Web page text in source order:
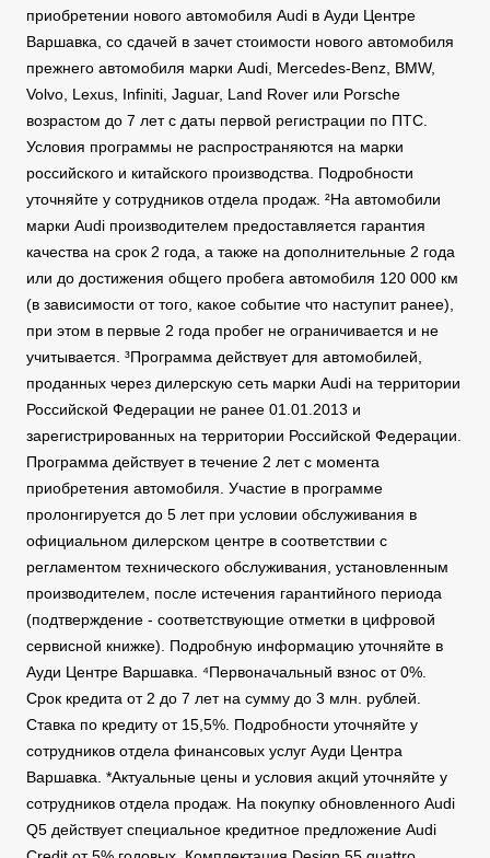
приобретении нового автомобиля Audi в Ауди Центре
Варшавка, со сдачей в зачет стоимости нового автомобиля
прежнего автомобиля марки Audi, Mercedes-Benz, BMW,
Volvo, Lexus, Infiniti, Jaguar, Land Rover или Porsche
возрастом до 7 лет с даты первой регистрации по ПТС.
Условия программы не распространяются на марки
российского и китайского производства. Подробности
уточняйте у сотрудников отдела продаж. ²На автомобили
марки Audi производителем предоставляется гарантия
качества на срок 2 года, а также на дополнительные 2 года
или до достижения общего пробега автомобиля 120 000 км
(в зависимости от того, какое событие что наступит ранее),
при этом в первые 2 года пробег не ограничивается и не
учитывается. ³Программа действует для автомобилей,
проданных через дилерскую сеть марки Audi на территории
Российской Федерации не ранее 01.01.2013 и
зарегистрированных на территории Российской Федерации.
Программа действует в течение 2 лет с момента
приобретения автомобиля. Участие в программе
пролонгируется до 5 лет при условии обслуживания в
официальном дилерском центре в соответствии с
регламентом технического обслуживания, установленным
производителем, после истечения гарантийного периода
(подтверждение - соответствующие отметки в цифровой
сервисной книжке). Подробную информацию уточняйте в
Ауди Центре Варшавка. ⁴Первоначальный взнос от 0%.
Срок кредита от 2 до 7 лет на сумму до 3 млн. рублей.
Ставка по кредиту от 15,5%. Подробности уточняйте у
сотрудников отдела финансовых услуг Ауди Центра
Варшавка. *Актуальные цены и условия акций уточняйте у
сотрудников отдела продаж. На покупку обновленного Audi
Q5 действует специальное кредитное предложение Audi